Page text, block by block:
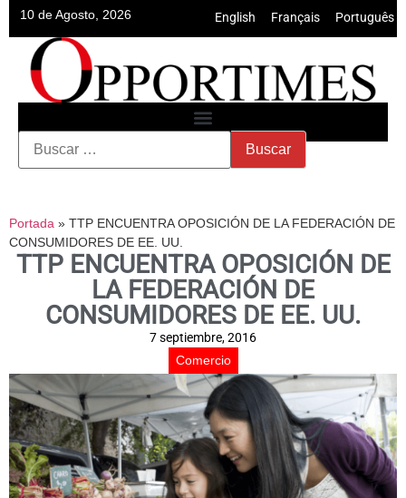
10 de Agosto, 2026 English Français Português
Portada » TTP ENCUENTRA OPOSICIÓN DE LA FEDERACIÓN DE
CONSUMIDORES DE EE. UU.
TTP ENCUENTRA OPOSICIÓN DE
LA FEDERACIÓN DE
CONSUMIDORES DE EE. UU.
7 septiembre, 2016
Comercio